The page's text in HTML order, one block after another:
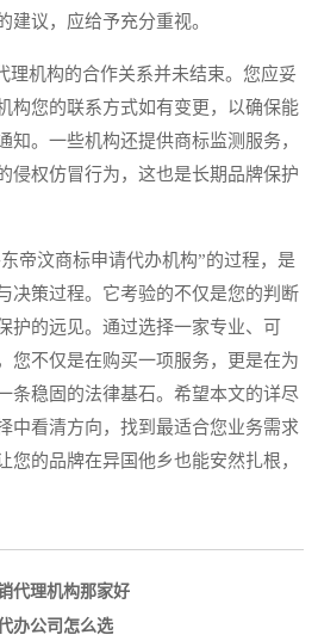
建议，应给予充分重视。
机构的合作关系并未结束。您应妥
构您的联系方式如有变更，以确保能
知。一些机构还提供商标监测服务，
侵权仿冒行为，这也是长期品牌保护
汶商标申请代办机构”的过程，是
决策过程。它考验的不仅是您的判断
护的远见。通过选择一家专业、可
您不仅是在购买一项服务，更是在为
条稳固的法律基石。希望本文的详尽
中看清方向，找到最适合您业务需求
您的品牌在异国他乡也能安然扎根，
代理机构那家好
办公司怎么选